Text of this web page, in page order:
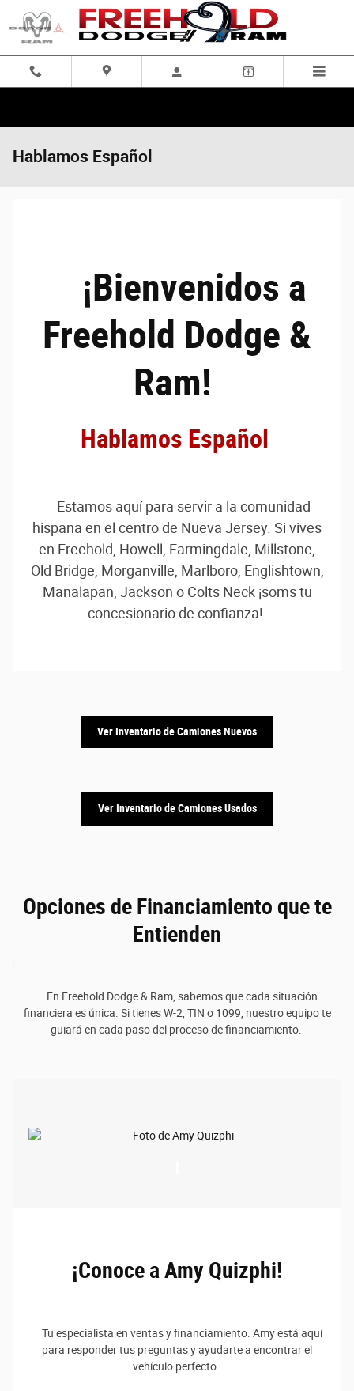
Skip to main content
Hablamos Español
¡Bienvenidos a
Freehold Dodge &
Ram!
Hablamos Español
Estamos aquí para servir a la comunidad
hispana en el centro de Nueva Jersey. Si vives
en Freehold, Howell, Farmingdale, Millstone,
Old Bridge, Morganville, Marlboro, Englishtown,
Manalapan, Jackson o Colts Neck ¡soms tu
concesionario de confianza!
Ver Inventario de Camiones Nuevos
Ver Inventario de Camiones Usados
Opciones de Financiamiento que te
Entienden
En Freehold Dodge & Ram, sabemos que cada situación
financiera es única. Si tienes W-2, TIN o 1099, nuestro equipo te
guiará en cada paso del proceso de financiamiento.
¡Conoce a Amy Quizphi!
Tu especialista en ventas y financiamiento. Amy está aquí
para responder tus preguntas y ayudarte a encontrar el
vehículo perfecto.